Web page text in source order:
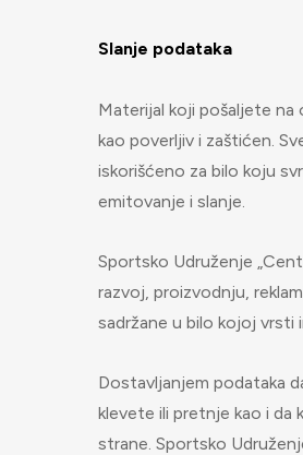
Slanje podataka
Materijal koji pošaljete
kao poverljiv i zaštićen.
iskorišćeno za bilo koju
emitovanje i slanje.
Sportsko Udruženje
razvoj, proizvodnju,
sadržane u bilo kojoj vrsti
Dostavljanjem podataka
klevete ili pretnje kao i da
strane. Sportsko